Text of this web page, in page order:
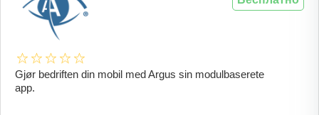
Gjør bedriften din mobil med Argus sin modulbaserete
app.